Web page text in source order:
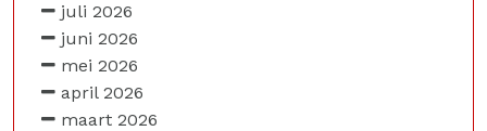
juli 2026
juni 2026
mei 2026
april 2026
maart 2026